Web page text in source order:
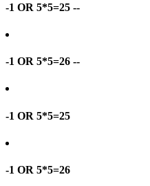
-1 OR 5*5=25 --
-1 OR 5*5=26 --
-1 OR 5*5=25
-1 OR 5*5=26